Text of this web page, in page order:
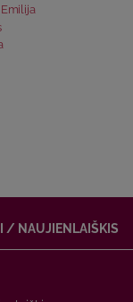
Emilija
/ NAUJIENLAIŠKIS